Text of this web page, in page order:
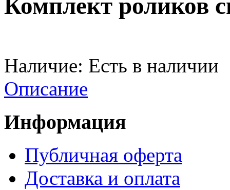
Комплект роликов
Наличие: Есть в наличии
Описание
Информация
Публичная оферта
Доставка и оплата